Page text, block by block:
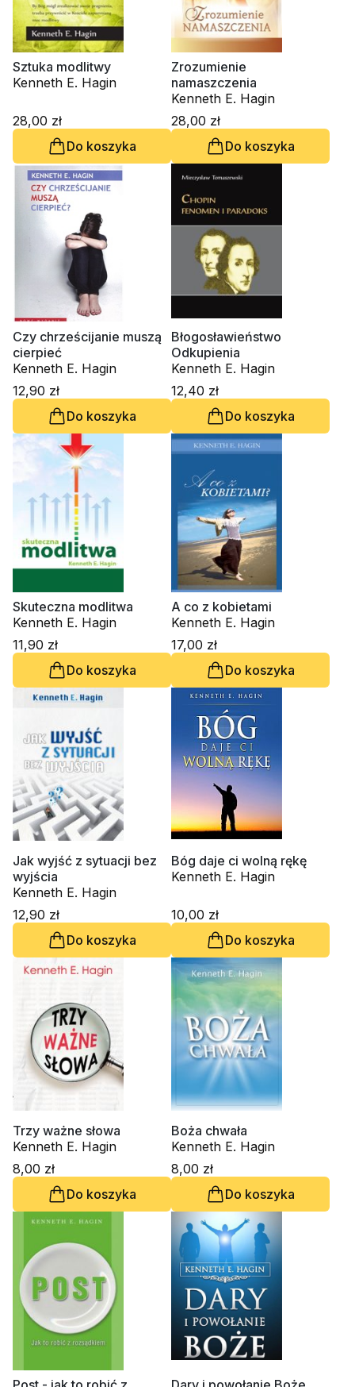
Sztuka modlitwy
Kenneth E. Hagin
28,00 zł
Do koszyka
Zrozumienie
namaszczenia
Kenneth E. Hagin
28,00 zł
Do koszyka
Czy chrześcijanie muszą
cierpieć
Kenneth E. Hagin
12,90 zł
Do koszyka
Błogosławieństwo
Odkupienia
Kenneth E. Hagin
12,40 zł
Do koszyka
Skuteczna modlitwa
Kenneth E. Hagin
11,90 zł
Do koszyka
A co z kobietami
Kenneth E. Hagin
17,00 zł
Do koszyka
Jak wyjść z sytuacji bez
wyjścia
Kenneth E. Hagin
12,90 zł
Do koszyka
Bóg daje ci wolną rękę
Kenneth E. Hagin
10,00 zł
Do koszyka
Trzy ważne słowa
Kenneth E. Hagin
8,00 zł
Do koszyka
Boża chwała
Kenneth E. Hagin
8,00 zł
Do koszyka